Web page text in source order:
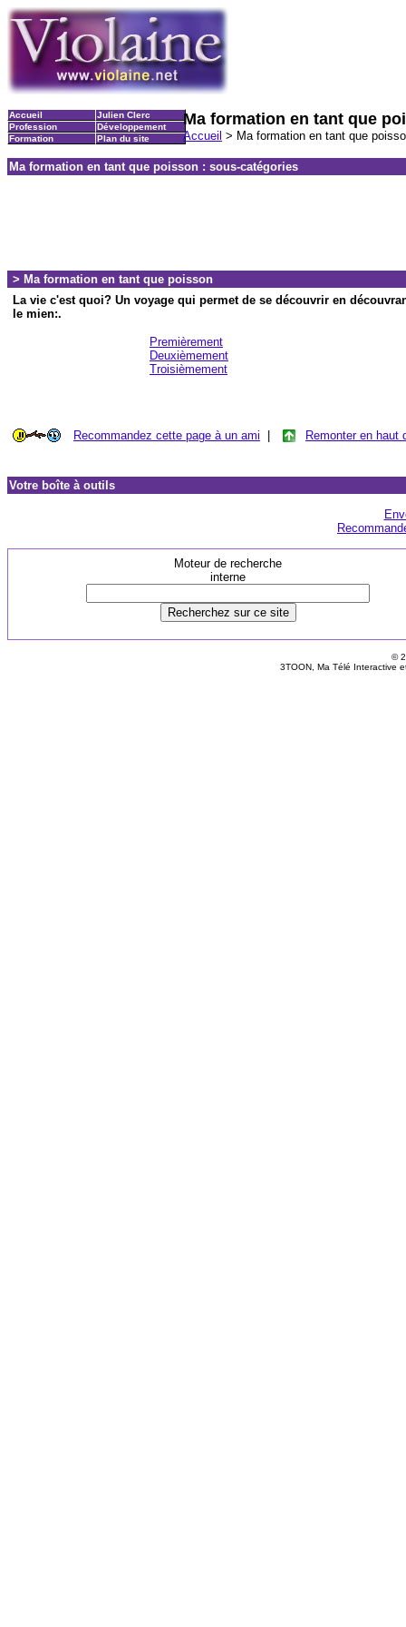
Ma formation en tant que
Accueil > Ma formation en tant que
Accueil
Profession
Formation
Julien Clerc
Développement
Plan du site
Ma formation en tant que poisson : sous-catégories
> Ma formation en tant que poisson
La vie c'est quoi? Un voyage qui permet de se découvrir en
le mien:.
Premièrement
Deuxièmement
Troisièmement
Recommandez cette page à un ami Remonter en haut
Votre boîte à outils
Moteur de recherche
interne
©
3TOON, Ma Télé Interactive